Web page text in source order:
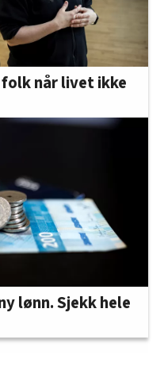
når livet ikke
lønn. Sjekk hele